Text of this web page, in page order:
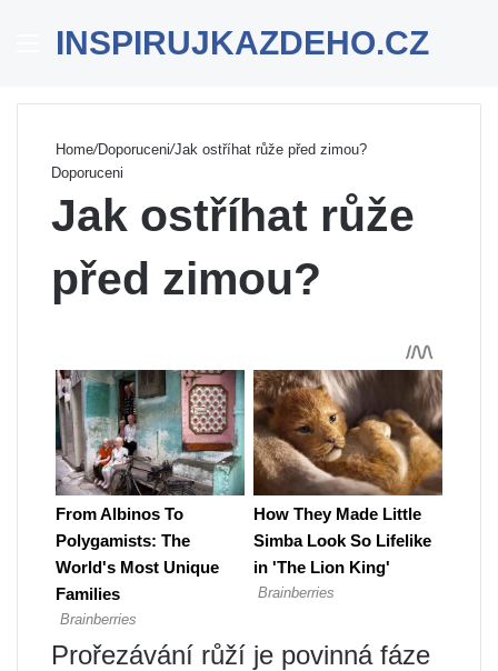
Menu
INSPIRUJKAZDEHO.CZ
Home/Doporuceni/Jak ostříhat růže před zimou?
Doporuceni
Jak ostříhat růže
před zimou?
Prořezávání růží je povinná fáze